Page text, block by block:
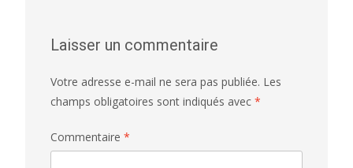
Laisser un commentaire
Votre adresse e-mail ne sera pas publiée. Les
champs obligatoires sont indiqués avec *
Commentaire *